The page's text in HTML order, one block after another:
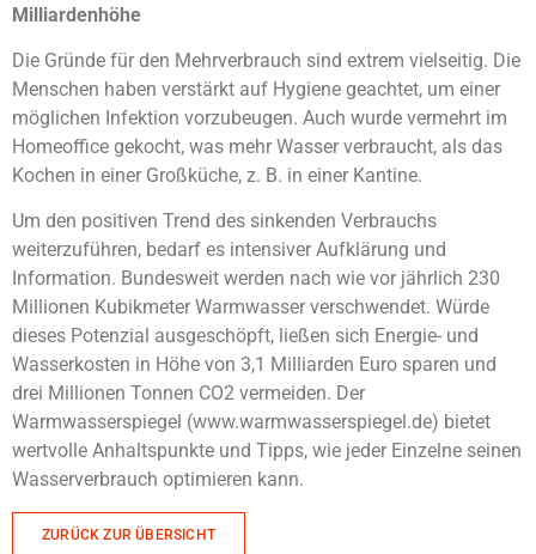
Milliardenhöhe
Die Gründe für den Mehrverbrauch sind extrem vielseitig. Die
Menschen haben verstärkt auf Hygiene geachtet, um einer
möglichen Infektion vorzubeugen. Auch wurde vermehrt im
Homeoffice gekocht, was mehr Wasser verbraucht, als das
Kochen in einer Großküche, z. B. in einer Kantine.
Um den positiven Trend des sinkenden Verbrauchs
weiterzuführen, bedarf es intensiver Aufklärung und
Information. Bundesweit werden nach wie vor jährlich 230
Millionen Kubikmeter Warmwasser verschwendet. Würde
dieses Potenzial ausgeschöpft, ließen sich Energie- und
Wasserkosten in Höhe von 3,1 Milliarden Euro sparen und
drei Millionen Tonnen CO2 vermeiden. Der
Warmwasserspiegel (www.warmwasserspiegel.de) bietet
wertvolle Anhaltspunkte und Tipps, wie jeder Einzelne seinen
Wasserverbrauch optimieren kann.
ZURÜCK ZUR ÜBERSICHT